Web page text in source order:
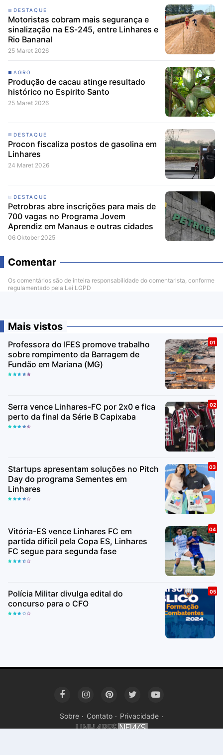
DESTAQUE
Motoristas cobram mais segurança e
sinalização na ES-245, entre Linhares e
Rio Bananal
25 Maret 2026
AGRO
Produção de cacau atinge resultado
histórico no Espirito Santo
25 Maret 2026
DESTAQUE
Procon fiscaliza postos de gasolina em
Linhares
24 Maret 2026
DESTAQUE
Petrobras abre inscrições para mais de
700 vagas no Programa Jovem
Aprendiz em Manaus e outras cidades
06 Oktober 2025
Comentar
Os comentários são de inteira responsabilidade do comentarista, conforme
regulamentado pela Lei LGPD
Mais vistos
Professora do IFES promove trabalho
sobre rompimento da Barragem de
Fundão em Mariana (MG)
Serra vence Linhares-FC por 2x0 e fica
perto da final da Série B Capixaba
Startups apresentam soluções no Pitch
Day do programa Sementes em
Linhares
Vitória-ES vence Linhares FC em
partida difícil pela Copa ES, Linhares
FC segue para segunda fase
Polícia Militar divulga edital do
concurso para o CFO
Sobre Contato Privacidade